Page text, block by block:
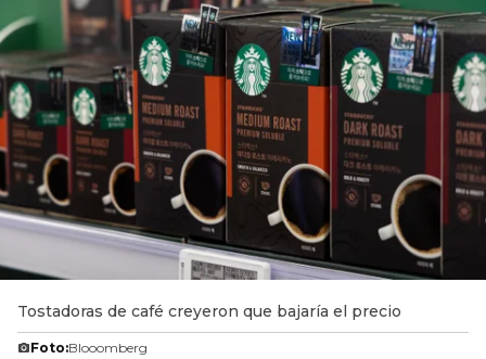
Tostadoras de café creyeron que bajaría el precio
Foto:Blooomberg